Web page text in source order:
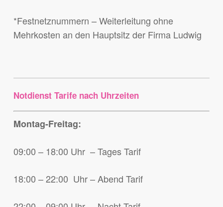
*Festnetznummern – Weiterleitung ohne
Mehrkosten an den Hauptsitz der Firma Ludwig
Notdienst Tarife nach Uhrzeiten
Montag-Freitag:
09:00 – 18:00 Uhr – Tages Tarif
18:00 – 22:00 Uhr – Abend Tarif